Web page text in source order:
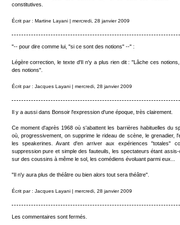
constitutives.
Écrit par : Martine Layani | mercredi, 28 janvier 2009
"-- pour dire comme lui, "si ce sont des notions" --" :
Légère correction, le texte d'Il n'y a plus rien dit : "Lâche ces
des notions".
Écrit par : Jacques Layani | mercredi, 28 janvier 2009
Il y a aussi dans Bonsoir l'expression d'une époque, très clairement.
Ce moment d'après 1968 où s'abattent les barrières habituelles du
où, progressivement, on supprime le rideau de scène, le grenadier,
les speakerines. Avant d'en arriver aux expériences "totales"
suppression pure et simple des fauteuils, les spectateurs étant assis-
sur des coussins à même le sol, les comédiens évoluant parmi eux...
"Il n'y aura plus de théâtre ou bien alors tout sera théâtre".
Écrit par : Jacques Layani | mercredi, 28 janvier 2009
Les commentaires sont fermés.